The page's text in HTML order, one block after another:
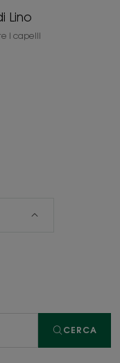
Lino
i capelli
CERCA